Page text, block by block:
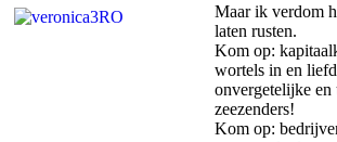
Maar ik verdom
laten rusten.
Kom op:
wortels in en
onvergetelijke
zeezenders!
Kom op: